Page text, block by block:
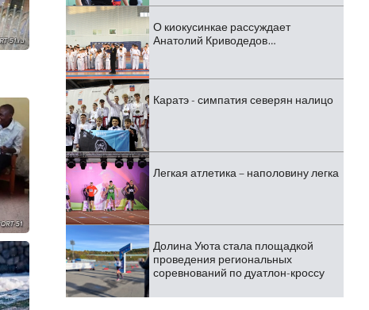
О киокусинкае рассуждает
Анатолий Криводедов…
Каратэ - симпатия северян налицо
Легкая атлетика – наполовину легка
Долина Уюта стала площадкой
проведения региональных
соревнований по дуатлон-кроссу